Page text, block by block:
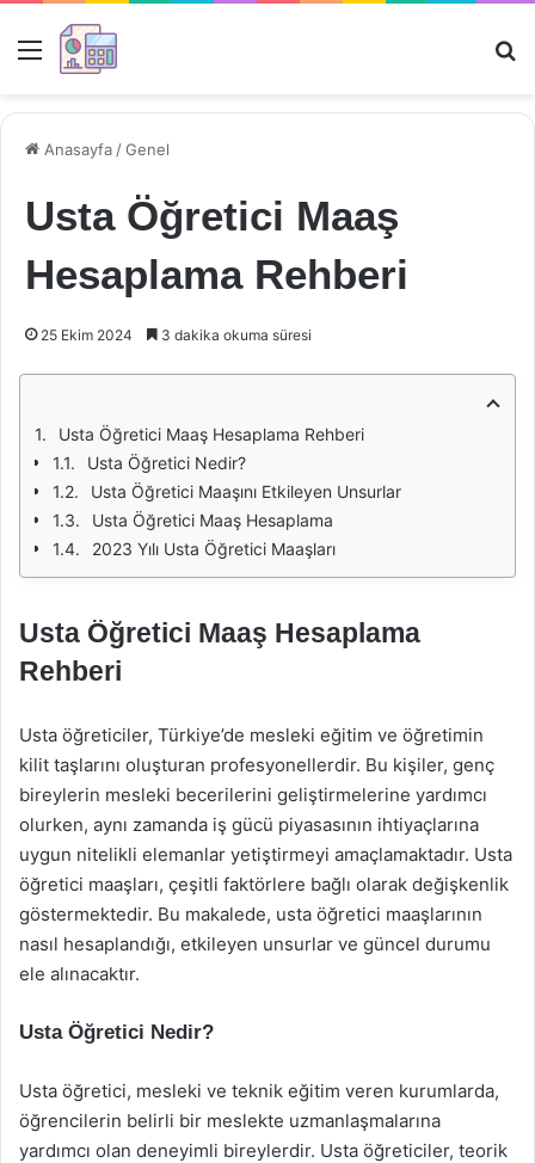
Menü
Anasayfa /Genel
Usta Öğretici Maaş
Hesaplama Rehberi
25 Ekim 2024 3 dakika okuma süresi
Usta Öğretici Maaş Hesaplama Rehberi
Usta Öğretici Nedir?
Usta Öğretici Maaşını Etkileyen Unsurlar
Usta Öğretici Maaş Hesaplama
2023 Yılı Usta Öğretici Maaşları
Usta Öğretici Maaş Hesaplama
Rehberi
Usta öğreticiler, Türkiye’de mesleki eğitim ve öğretimin
kilit taşlarını oluşturan profesyonellerdir. Bu kişiler, genç
bireylerin mesleki becerilerini geliştirmelerine yardımcı
olurken, aynı zamanda iş gücü piyasasının ihtiyaçlarına
uygun nitelikli elemanlar yetiştirmeyi amaçlamaktadır. Usta
öğretici maaşları, çeşitli faktörlere bağlı olarak değişkenlik
göstermektedir. Bu makalede, usta öğretici maaşlarının
nasıl hesaplandığı, etkileyen unsurlar ve güncel durumu
ele alınacaktır.
Usta Öğretici Nedir?
Usta öğretici, mesleki ve teknik eğitim veren kurumlarda,
öğrencilerin belirli bir meslekte uzmanlaşmalarına
yardımcı olan deneyimli bireylerdir. Usta öğreticiler, teorik